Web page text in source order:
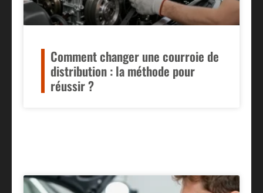
Comment changer une courroie de
distribution : la méthode pour
réussir ?